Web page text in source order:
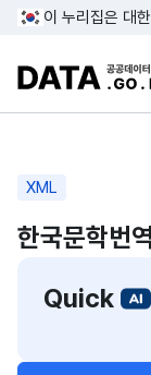
이 누리집은 대
XML
한국문학번
Quick